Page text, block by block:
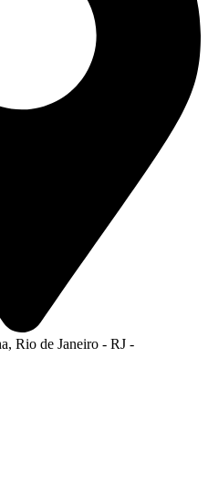
Rio de Janeiro - RJ -